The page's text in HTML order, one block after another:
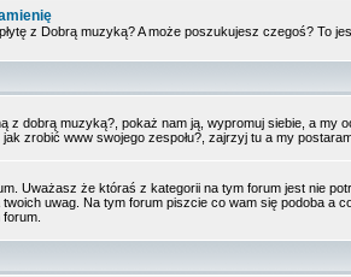
z Dobrą muzyką? A może poszukujesz czegoś? To
z dobrą muzyką?, pokaż nam ją, wypromuj siebie, a my
zrobić www swojego zespołu?, zajrzyj tu a my
Uważasz że któraś z kategorii na tym forum jest nie
twoich uwag. Na tym forum piszcie co wam się podoba a